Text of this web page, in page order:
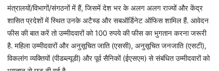
मंत्रालयों/विभागों/संगठनों में हैं, जिसमें देश भर के अलग अलग राज्यों और केंद्र
शासित प्रदेशों में स्थित उनके अटैच्ड और सबऑर्डिनेट ऑफिस शामिल हैं. आवेदन
फीस की बात करें तो उम्मीदवारों को 100 रुपये की फीस का भुगतान करना जरूरी
है. महिला उम्मीदवारों और अनुसूचित जाति (एससी), अनुसूचित जनजाति (एसटी),
विकलांग व्यक्तियों (पीडब्ल्यूडी) और पूर्व सैनिकों (ईएसएम) से संबंधित उम्मीदवारों को